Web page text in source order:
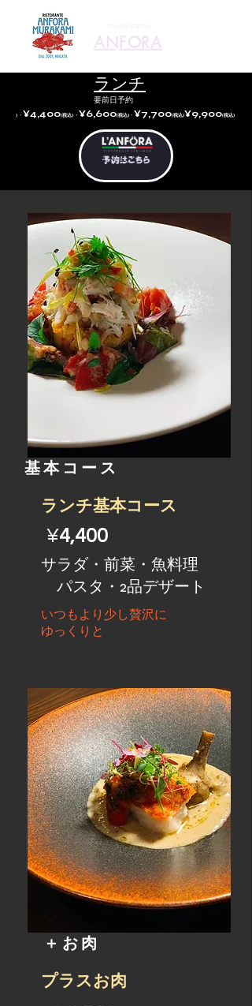
ANFORA
ランチ
要前日予約
) ・ ¥4,400(税込) ・ ¥6,600(税込)・ ¥7,700(税込)¥9,900(税込)
NEW
基本コース​
​ランチ基本コース
¥4,400
​サラダ・前菜・魚料理
パスタ・2品デザート
いつもより少し贅沢に
ゆっくりと
​ ＋お肉
​プラスお肉